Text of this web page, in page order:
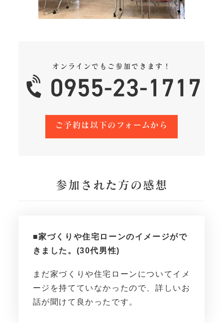
オンラインでもご参加できます！
ご予約は以下のフォームから
参加された方の感想
■家づくりや住宅ローンのイメージがで
きました。(30代男性)
まだ家づくりや住宅ローンについてイメ
ージを持てていなかったので、詳しいお
話が聞けて良かったです。